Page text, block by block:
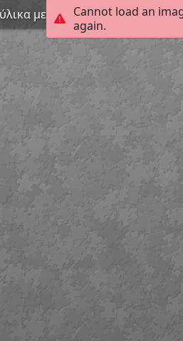
Cannot load an
again.
με παράσταση γυναικείας